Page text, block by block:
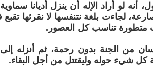
أنه لو أراد الإله أن ينزل أديانا
لجاءت بلغة نتنفسها لا نقرئها
متطورة تناسب كل العصور.
من الجنة بدون رحمة، ثم أنزله
شيء حوله وليقتتل من أجل البقاء.